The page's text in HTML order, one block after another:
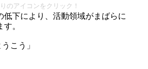
のアイコンをクリック！
低下により、活動領域がまばらに
。
うこう」